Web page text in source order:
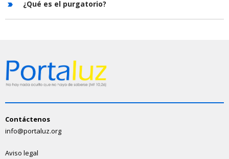
¿Qué es el purgatorio?
Contáctenos
info@portaluz.org
Aviso legal